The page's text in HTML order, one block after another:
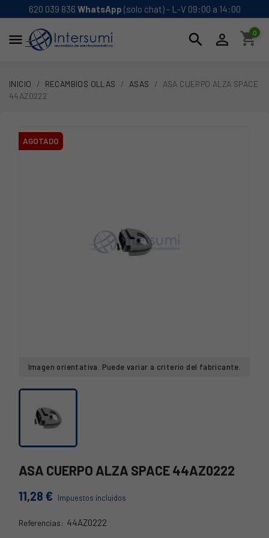
620 039 836 WhatsApp (solo chat) - L-V 09:00 a 14:00
 search  shopping_cart
0
INICIO RECAMBIOS OLLAS ASAS
ASA CUERPO ALZA SPACE
44AZ0222
AGOTADO
Imagen orientativa. Puede variar a criterio del fabricante.
ASA CUERPO ALZA SPACE 44AZ0222
11,28 € Impuestos incluidos
Referencias: 44AZ0222
44AZ0222